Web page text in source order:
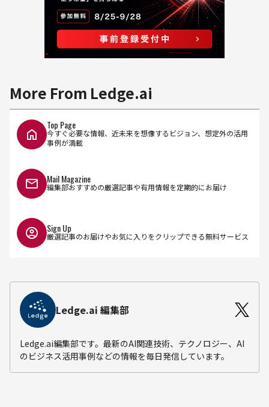
More From Ledge.ai
Top Page
今すぐ必要な情報、近未来を想像するビジョン、想定外の活用
事例が満載
Mail Magazine
編集部おすすめの厳選記事や有用情報を定期的にお届け
Sign Up
厳選記事のお届けやお気に入りをクリップできる無料サービス
Ledge.ai 編集部
Ledge.ai編集部です。最新のAI関連技術、テクノロジー、AI
のビジネス活用事例などの情報を毎日発信しています。